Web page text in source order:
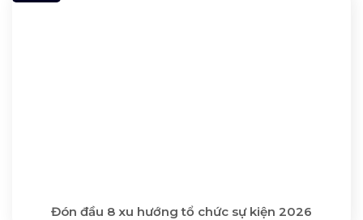
Đón đầu 8 xu hướng tổ chức sự kiện 2026